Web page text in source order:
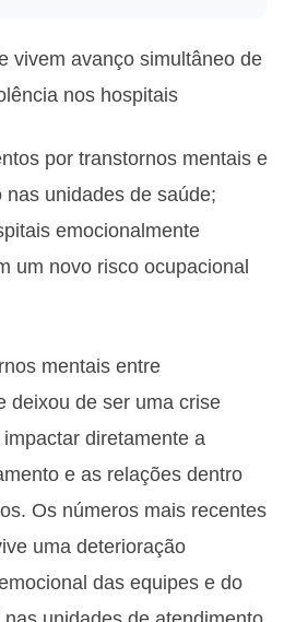
vivem avanço simultâneo de
nos hospitais
por transtornos mentais e
unidades de saúde;
emocionalmente
um novo risco ocupacional
mentais entre
deixou de ser uma crise
diretamente a
e as relações dentro
Os números mais recentes
uma deterioração
das equipes e do